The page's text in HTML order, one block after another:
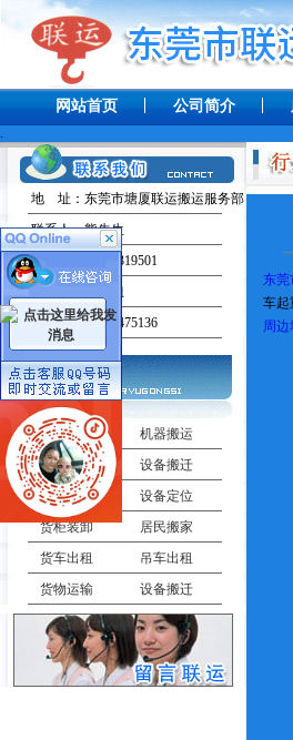
网站首页 公司简介
.
地 址：东莞市塘厦联运搬运服务部
联系人：熊先生
手 机：13238319501
联系人：田小姐
手 机：13537475136
工厂搬迁
机器搬运
吊车出租
设备搬迁
机器移位
设备定位
货柜装卸
居民搬家
货车出租
吊车出租
货物运输
设备搬迁
东莞
车起
周边